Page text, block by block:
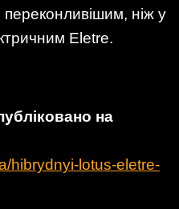
ніж у
Eletre.
на
hibrydnyi-lotus-eletre-